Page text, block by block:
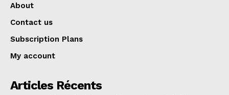
About
Contact us
Subscription Plans
My account
Articles Récents